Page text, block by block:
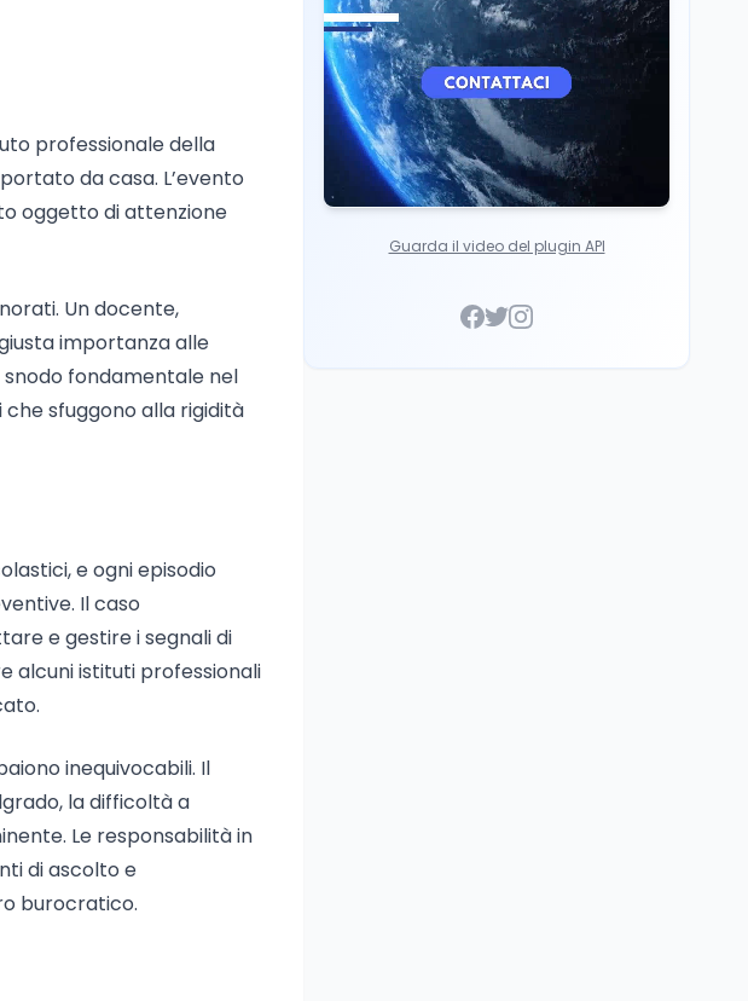
professionale della
da casa. L’evento
oggetto di attenzione
Un docente,
importanza alle
fondamentale nel
sfuggono alla rigidità
e ogni episodio
Il caso
e gestire i segnali di
alcuni istituti professionali
inequivocabili. Il
la difficoltà a
Le responsabilità in
di ascolto e
burocratico.
Guarda il video del plugin API